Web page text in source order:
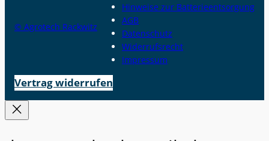
© Agrotech Rackwitz
Hinweise zur Batterieentsorgung
AGB
Datenschutz
Widerrufsrecht
Impressum
Vertrag widerrufen